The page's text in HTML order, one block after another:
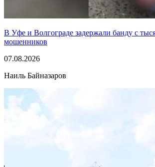
В Уфе и Волгограде задержали банду с
мошенников
07.08.2026
Наиль Байназаров